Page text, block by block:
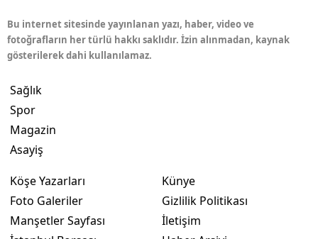
Bu internet sitesinde yayınlanan yazı, haber, video ve
fotoğrafların her türlü hakkı saklıdır. İzin alınmadan, kaynak
gösterilerek dahi kullanılamaz.
Sağlık
Spor
Magazin
Asayiş
Köşe Yazarları
Foto Galeriler
Manşetler Sayfası
Künye
Gizlilik Politikası
İletişim